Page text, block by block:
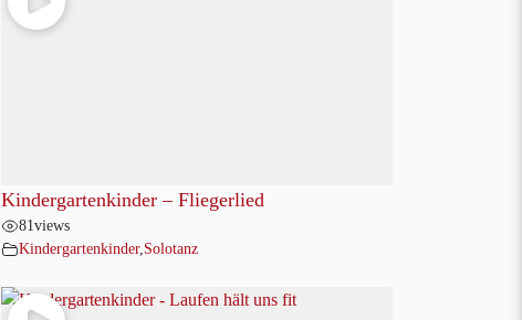
Kindergartenkinder – Fliegerlied
81views
Kindergartenkinder,Solotanz